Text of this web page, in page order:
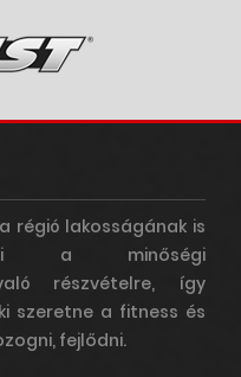
régió lakosságának is
a minőségi
részvételre, így
szeretne a fitness és
fejlődni.